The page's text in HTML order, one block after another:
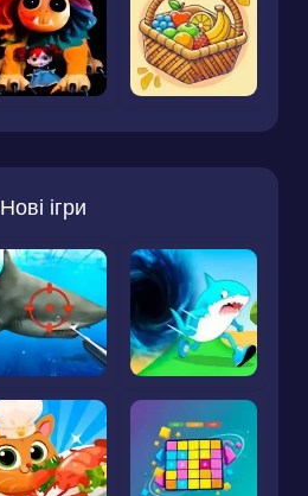
Нові ігри